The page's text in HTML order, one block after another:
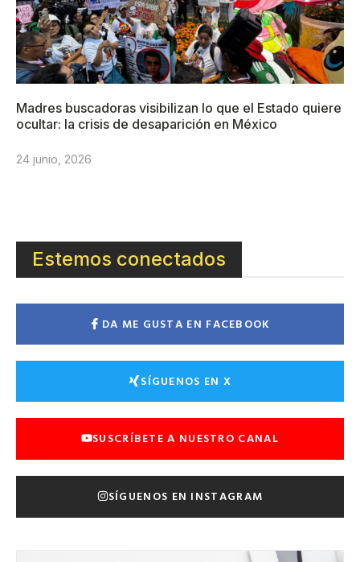
Madres buscadoras visibilizan lo que el Estado quiere
ocultar: la crisis de desaparición en México
24 junio, 2026
Estemos conectados
DA ME GUSTA EN FACEBOOK
SÍGUENOS EN X
SUSCRÍBETE A NUESTRO CANAL
SÍGUENOS EN INSTAGRAM